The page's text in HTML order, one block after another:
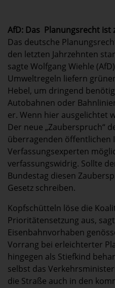
AfD: Das Planungsrecht ist
Das deutsche
den letzten Jahrzehnten
sagte Wolfgang Wiehle
Umweltregeln liefern
Hebel, um dringend
Autobahnen oder
er. Wenn hier ausgelichtet
Der neue „Zauberspruch“
überragenden öffentlichen
Verfassungsexperten
verfassungswidrig. Sollte
Bundestag diesen
Gesetz schreiben.
Kopfschütteln löse die
Prioritätensetzung aus,
Eisenbahnvorhaben
Vorrang bei erleichterter
hingegen als Stiefkind
selbst das
die Straße auch in den